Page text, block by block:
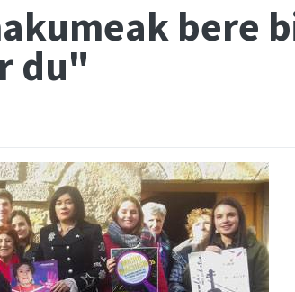
bere
du"